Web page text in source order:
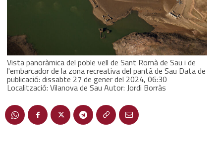
Vista panoràmica del poble vell de Sant Romà de Sau i de
l'embarcador de la zona recreativa del pantà de Sau Data de
publicació: dissabte 27 de gener del 2024, 06:30
Localització: Vilanova de Sau Autor: Jordi Borràs